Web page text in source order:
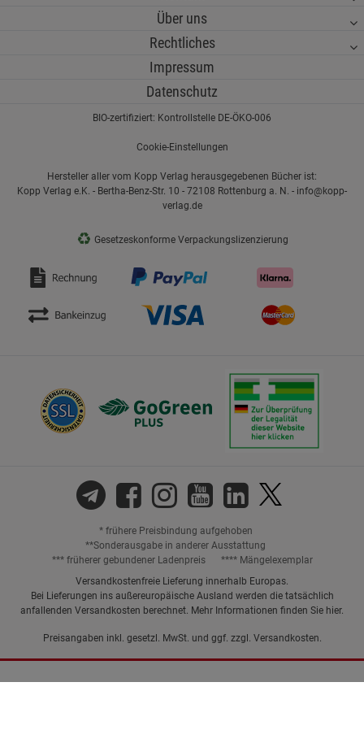
Über uns
Rechtliches
Impressum
Datenschutz
BIO-zertifiziert: Kontrollstelle DE-ÖKO-006
Cookie-Einstellungen
Hersteller aller vom Kopp Verlag herausgegebenen Bücher ist:
Kopp Verlag e.K. - Bertha-Benz-Str. 10 - 72108 Rottenburg a. N. - info@kopp-
verlag.de
♻ Gesetzeskonforme Verpackungslizenzierung
* frühere Preisbindung aufgehoben
**Sonderausgabe in anderer Ausstattung
*** früherer gebundener Ladenpreis
**** Mängelexemplar
Versandkostenfreie Lieferung innerhalb Europas.
Bei Lieferungen ins außereuropäische Ausland werden die tatsächlich
anfallenden Versandkosten berechnet. Mehr Informationen finden Sie hier.
Preisangaben inkl. gesetzl. MwSt. und ggf. zzgl. Versandkosten.